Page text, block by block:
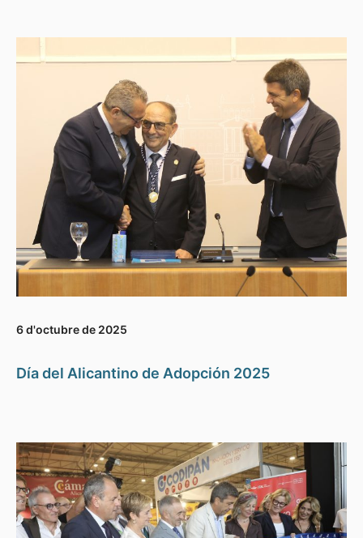
6 d'octubre de 2025
Día del Alicantino de Adopción 2025